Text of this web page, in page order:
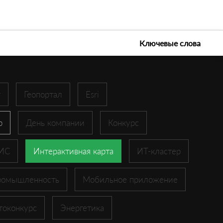
Ключевые слова
Геопортал Esri
День компании Конкурс
Интерактивная карта ИТ-кластер
Мобильное приложение
Энергетика